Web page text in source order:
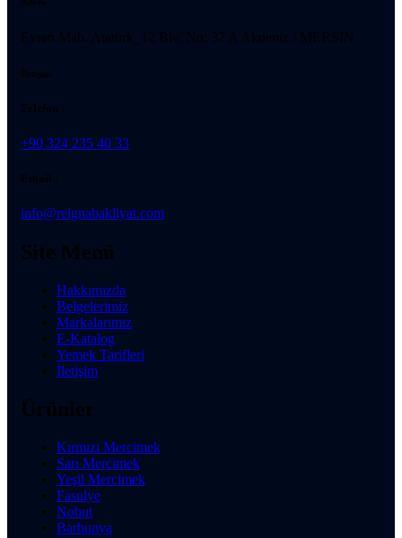
Evren Mah. Atatürk_12 Blv. No: 37 A Akdeniz / MERSİN
İletişim
Telefon :
+90 324 235 40 33
Email :
info@reignabakliyat.com
Site Menü
Hakkımızda
Belgelerimiz
Markalarımız
E-Katalog
Yemek Tarifleri
İletişim
Ürünler
Kırmızı Mercimek
Sarı Mercimek
Yeşil Mercimek
Fasulye
Nohut
Barbunya